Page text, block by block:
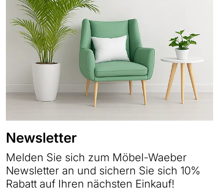
Newsletter
Melden Sie sich zum Möbel-Waeber
Newsletter an und sichern Sie sich 10%
Rabatt auf Ihren nächsten Einkauf!